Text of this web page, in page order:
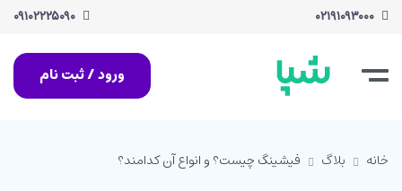
۰۲۱۹۱۰۹۳۰۰۰ ۰۹۱۰۲۲۲۵۰۹۰
ورود / ثبت نام
خانه بلاگ فیشینگ چیست؟ و انواع آن کدامند؟